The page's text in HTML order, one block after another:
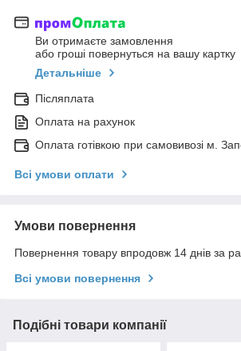
Ви отримаєте замовлення
або гроші повернуться на вашу картку
Детальніше
Післяплата
Оплата на рахунок
Оплата готівкою при самовивозі м.
Всі умови оплати
Умови повернення
Повернення товару впродовж 14 днів за
Всі умови повернення
Подібні товари компанії